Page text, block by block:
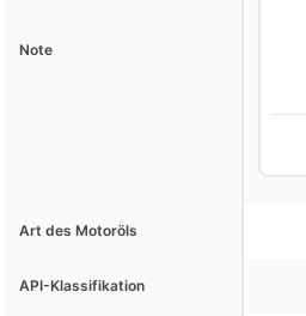
Note
Art des Motoröls
API-Klassifikation